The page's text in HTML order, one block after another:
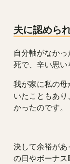
夫に認めら
自分軸がなか
死で、辛い思い
我が家に私の
いたこともあ
かったのです。
決して余裕が
の日やボーナ